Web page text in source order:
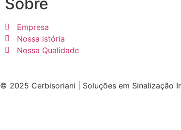
Sobre
Empresa
Nossa istória
Nossa Qualidade
© 2025 Cerbisoriani | Soluções em Sinalização